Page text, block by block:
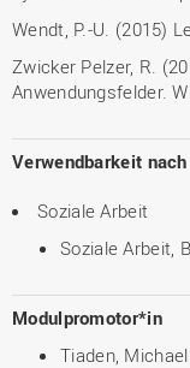
Wendt, P.-U. (2015)
Zwicker Pelzer, R.
Anwendungsfelder.
Verwendbarkeit
Soziale Arbeit
Soziale Arbeit,
Modulpromotor*in
Tiaden, Michael